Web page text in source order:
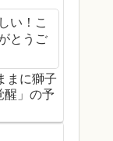
い！こ
とうご
まに獅子
醒」の予